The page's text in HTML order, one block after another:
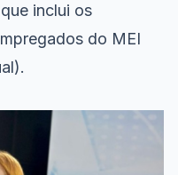
inclui os
do MEI